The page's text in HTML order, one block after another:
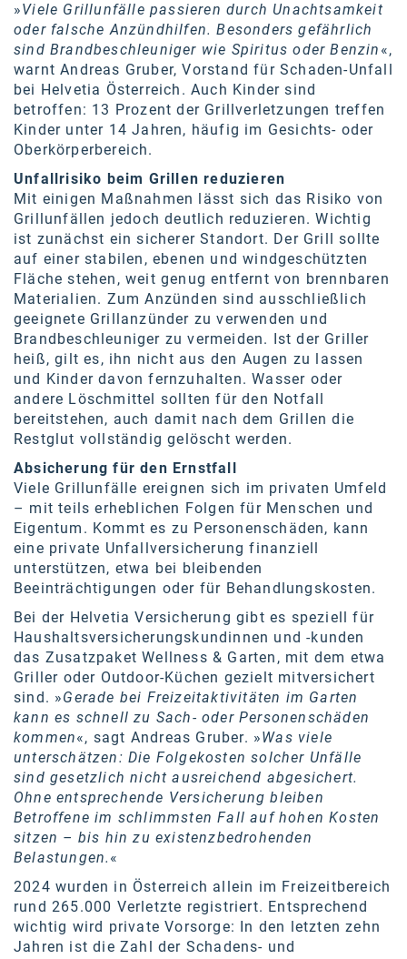
smart
Smile Österreich
Strategie Austria
Strategy&
TEDAI
TheVentury
VELUX
vivo
WALTER GROUP
WEB Windenergie AG
WEconomy - Diversity works!
Calle Libre
ÖZSV
Media
Kontakt
»Viele Grillunfälle passieren durch Unachtsamkeit
oder falsche Anzündhilfen. Besonders gefährlich
sind Brandbeschleuniger wie Spiritus oder Benzin «,
warnt Andreas Gruber, Vorstand für Schaden-Unfall
bei Helvetia Österreich. Auch Kinder sind
betroffen: 13 Prozent der Grillverletzungen treffen
Kinder unter 14 Jahren, häufig im Gesichts- oder
Oberkörperbereich.
Unfallrisiko beim Grillen reduzieren
Mit einigen Maßnahmen lässt sich das Risiko von
Grillunfällen jedoch deutlich reduzieren. Wichtig
ist zunächst ein sicherer Standort. Der Grill sollte
auf einer stabilen, ebenen und windgeschützten
Fläche stehen, weit genug entfernt von brennbaren
Materialien. Zum Anzünden sind ausschließlich
geeignete Grillanzünder zu verwenden und
Brandbeschleuniger zu vermeiden. Ist der Griller
heiß, gilt es, ihn nicht aus den Augen zu lassen
und Kinder davon fernzuhalten. Wasser oder
andere Löschmittel sollten für den Notfall
bereitstehen, auch damit nach dem Grillen die
Restglut vollständig gelöscht werden.
Absicherung für den Ernstfall
Viele Grillunfälle ereignen sich im privaten Umfeld
– mit teils erheblichen Folgen für Menschen und
Eigentum. Kommt es zu Personenschäden, kann
eine private Unfallversicherung finanziell
unterstützen, etwa bei bleibenden
Beeinträchtigungen oder für Behandlungskosten.
Bei der Helvetia Versicherung gibt es speziell für
Haushaltsversicherungskundinnen und -kunden
das Zusatzpaket Wellness & Garten, mit dem etwa
Griller oder Outdoor-Küchen gezielt mitversichert
sind. »Gerade bei Freizeitaktivitäten im Garten
kann es schnell zu Sach- oder Personenschäden
kommen«, sagt Andreas Gruber. »Was viele
unterschätzen: Die Folgekosten solcher Unfälle
sind gesetzlich nicht ausreichend abgesichert.
Ohne entsprechende Versicherung bleiben
Betroffene im schlimmsten Fall auf hohen Kosten
sitzen – bis hin zu existenzbedrohenden
Belastungen. «
2024 wurden in Österreich allein im Freizeitbereich
rund 265.000 Verletzte registriert. Entsprechend
wichtig wird private Vorsorge: In den letzten zehn
Jahren ist die Zahl der Schadens- und